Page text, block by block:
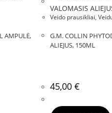
AMPULĖ,
Veido prausikliai,
G.M. COLLIN
ALIEJUS, 150ML
45,00€